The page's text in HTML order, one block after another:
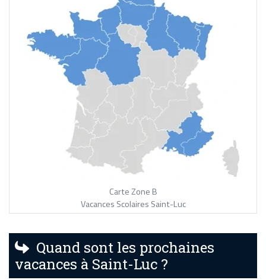
Carte Zone B
Vacances Scolaires Saint-Luc
Quand sont les prochaines
vacances à Saint-Luc ?